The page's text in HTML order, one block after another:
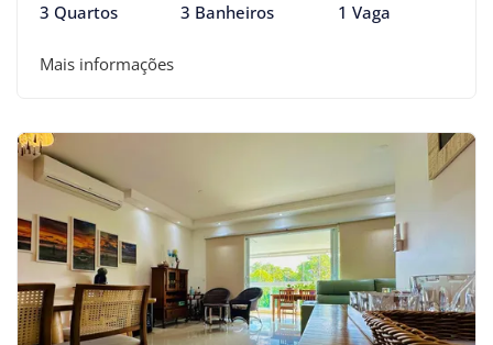
3 Quartos 3 Banheiros 1 Vaga
Mais informações